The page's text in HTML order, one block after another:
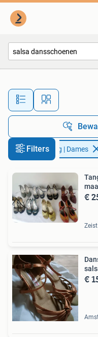
Alle
FiltersKleding | Dames
€
Zeist
€